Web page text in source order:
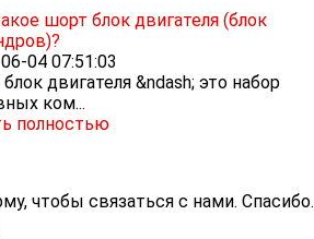
шорт блок двигателя (блок
04 07:51:03
двигателя &ndash; это набор
ком...
полностью
чтобы связаться с нами. Спасибо.